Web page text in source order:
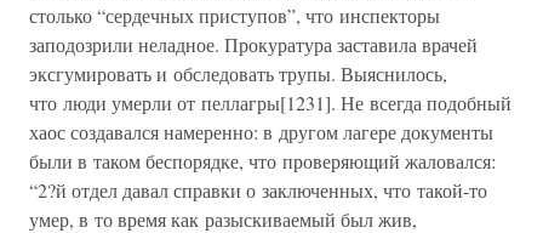
столько “сердечных приступов”, что инспекторы
заподозрили неладное. Прокуратура заставила врачей
эксгумировать и обследовать трупы. Выяснилось,
что люди умерли от пеллагры[1231]. Не всегда подобный
хаос создавался намеренно: в другом лагере документы
были в таком беспорядке, что проверяющий жаловался:
“2?й отдел давал справки о заключенных, что такой-то
умер, в то время как разыскиваемый был жив,